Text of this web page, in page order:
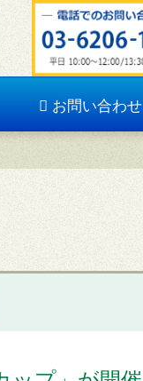
お問い合わせ